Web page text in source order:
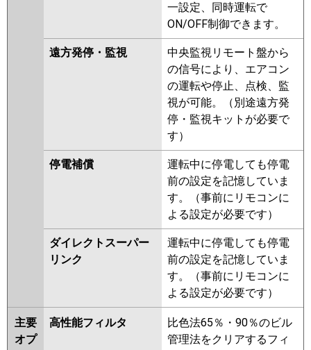
一設定、同時運転で
ON/OFF制御できます。
遠方発停・監視
中央監視リモート盤から
の信号により、エアコン
の運転や停止、点検、監
視が可能。（別途遠方発
停・監視キットが必要で
す）
停電補償
運転中に停電しても停電
前の設定を記憶していま
す。（事前にリモコンに
よる設定が必要です）
ダイレクトスーパー
リンク
運転中に停電しても停電
前の設定を記憶していま
す。（事前にリモコンに
よる設定が必要です）
主要
オプ
高性能フィルタ
比色法65％・90％のビル
管理法をクリアするフィ